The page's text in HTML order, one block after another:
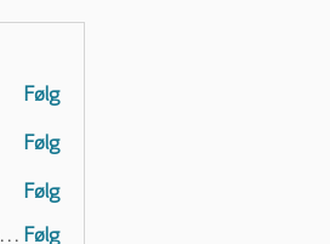
Følg
Følg
Følg
Søren Kjærgaard Pedersen Følg